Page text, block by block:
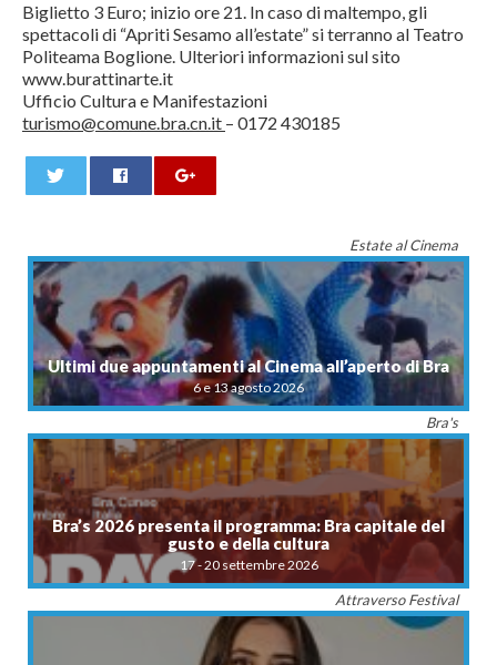
Biglietto 3 Euro; inizio ore 21. In caso di maltempo, gli
spettacoli di “Apriti Sesamo all’estate” si terranno al Teatro
Politeama Boglione. Ulteriori informazioni sul sito
www.burattinarte.it
Ufficio Cultura e Manifestazioni
turismo@comune.bra.cn.it – 0172 430185
Estate al Cinema
Ultimi due appuntamenti al Cinema all’aperto di Bra
6 e 13 agosto 2026
Bra's
Bra’s 2026 presenta il programma: Bra capitale del
gusto e della cultura
17 - 20 settembre 2026
Attraverso Festival